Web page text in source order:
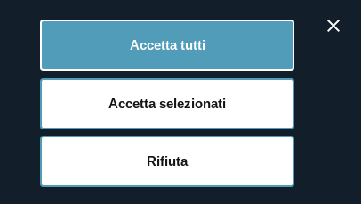
Accetta tutti
Accetta selezionati
Rifiuta